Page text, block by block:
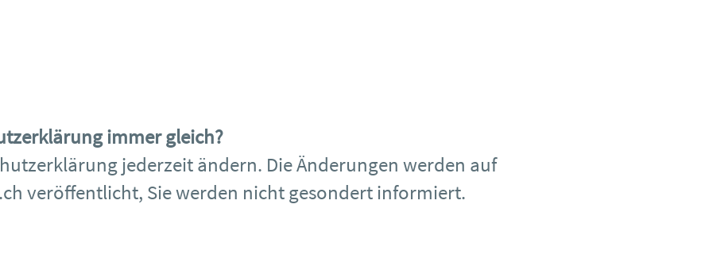
immer gleich?
jederzeit ändern. Die Änderungen werden auf
veröffentlicht, Sie werden nicht gesondert informiert.